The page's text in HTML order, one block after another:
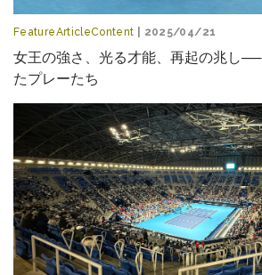
FeatureArticleContent | 2025/04/21
女王の強さ、光る才能、再起の兆し
たプレーたち